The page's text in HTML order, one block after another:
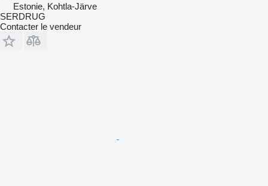
Estonie, Kohtla-Järve
SERDRUG
Contacter le vendeur